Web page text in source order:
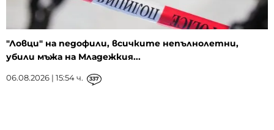
"Ловци" на педофили, всичките непълнолетни,
убили мъжа на Младежкия...
06.08.2026 | 15:54 ч. 337